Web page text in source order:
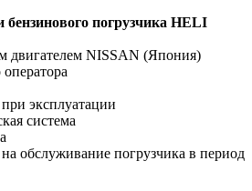
погрузчика HELI
двигателем NISSAN (Япония)
эксплуатации
система
обслуживание погрузчика в период